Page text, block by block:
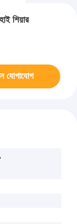
শিয়ার
যোগাযোগ
,